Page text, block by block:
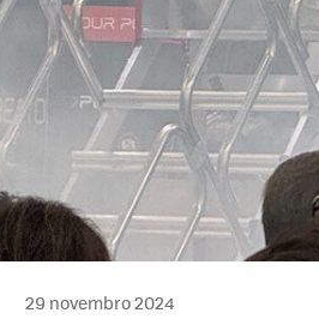
29 novembro 2024